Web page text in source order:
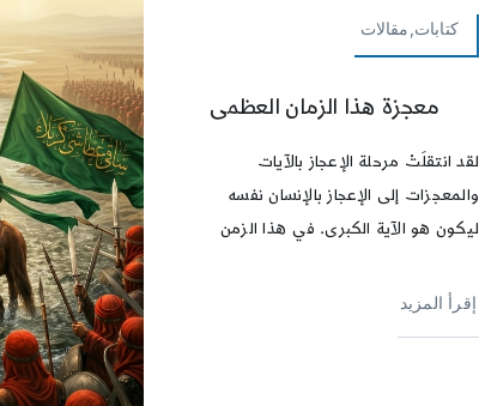
كتابات,مقالات
معجزة هذا الزمان العظمى
لقد انتقلَتْ مرحلة الإعجاز بالآيات
والمعجزات إلى الإعجاز بالإنسان نفسه
ليكون هو الآية الكبرى. في هذا الزمن
إقرأ المزيد